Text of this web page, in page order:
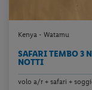
Kenya - Watamu
SAFARI TEMBO 3
NOTTI
volo a/r + safari +